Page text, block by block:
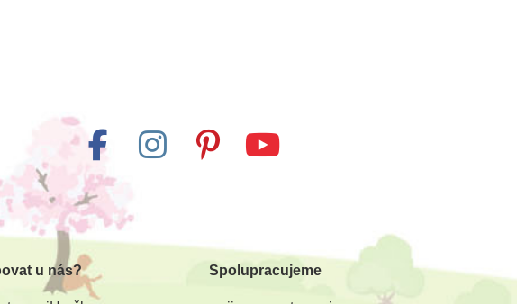
u nás? Spolupracujeme